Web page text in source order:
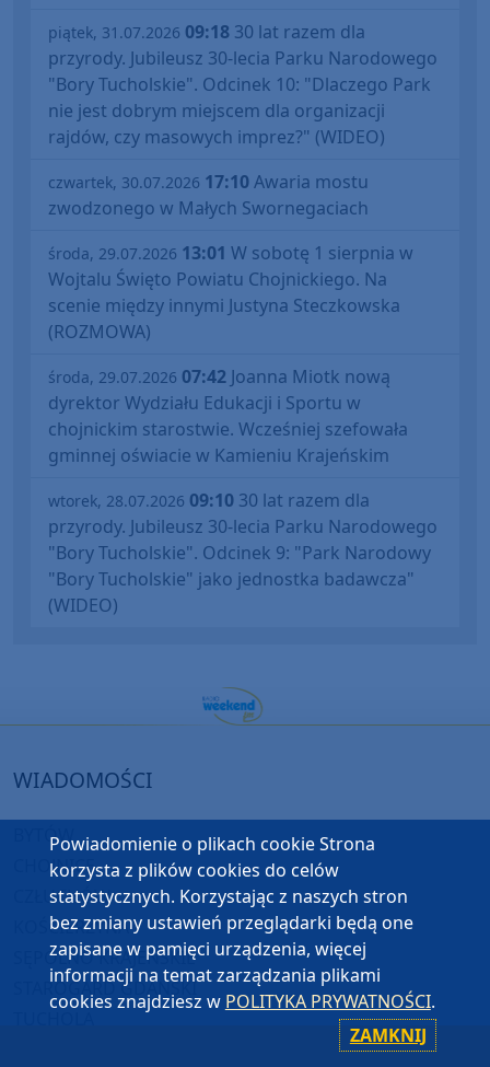
piątek, 31.07.2026 09:18 30 lat razem dla
przyrody. Jubileusz 30-lecia Parku Narodowego
"Bory Tucholskie". Odcinek 10: "Dlaczego Park
nie jest dobrym miejscem dla organizacji
rajdów, czy masowych imprez?" (WIDEO)
czwartek, 30.07.2026 17:10Awaria mostu
zwodzonego w Małych Swornegaciach
środa, 29.07.2026 13:01 W sobotę 1 sierpnia w
Wojtalu Święto Powiatu Chojnickiego. Na
scenie między innymi Justyna Steczkowska
(ROZMOWA)
środa, 29.07.2026 07:42 Joanna Miotk nową
dyrektor Wydziału Edukacji i Sportu w
chojnickim starostwie. Wcześniej szefowała
gminnej oświacie w Kamieniu Krajeńskim
wtorek, 28.07.2026 09:10 30 lat razem dla
przyrody. Jubileusz 30-lecia Parku Narodowego
"Bory Tucholskie". Odcinek 9: "Park Narodowy
"Bory Tucholskie" jako jednostka badawcza"
(WIDEO)
WIADOMOŚCI
BYTÓW
CHOJNICE
CZŁUCHÓW
KOŚCIERZYNA
SĘPÓLNO KRAJEŃSKIE
STAROGARD GDAŃSKI
Powiadomienie o plikach cookie Strona
korzysta z plików cookies do celów
statystycznych. Korzystając z naszych stron
bez zmiany ustawień przeglądarki będą one
zapisane w pamięci urządzenia, więcej
informacji na temat zarządzania plikami
cookies znajdziesz w POLITYKA PRYWATNOŚCI.
ZAMKNIJ